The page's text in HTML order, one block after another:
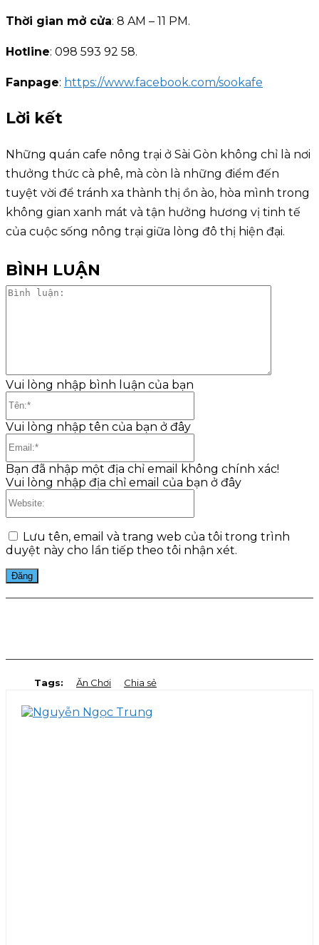
Thời gian mở cửa: 8 AM – 11 PM.
Hotline: 098 593 92 58.
Fanpage: https://www.facebook.com/sookafe
Lời kết
Những quán cafe nông trại ở Sài Gòn không chỉ là nơi
thưởng thức cà phê, mà còn là những điểm đến
tuyệt vời để tránh xa thành thị ồn ào, hòa mình trong
không gian xanh mát và tận hưởng hương vị tinh tế
của cuộc sống nông trại giữa lòng đô thị hiện đại.
BÌNH LUẬN
Vui lòng nhập bình luận của bạn
Vui lòng nhập tên của bạn ở đây
Bạn đã nhập một địa chỉ email không chính xác!
Vui lòng nhập địa chỉ email của bạn ở đây
Lưu tên, email và trang web của tôi trong trình
duyệt này cho lần tiếp theo tôi nhận xét.
Tags: Ăn Chơi Chia sẻ